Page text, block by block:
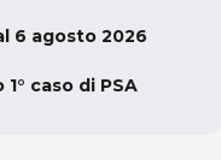
6 agosto 2026
caso di PSA